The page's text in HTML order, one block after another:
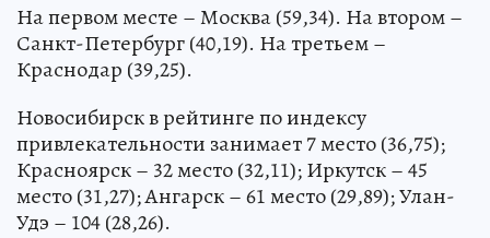
На первом месте – Москва (59,34). На втором –
Санкт-Петербург (40,19). На третьем –
Краснодар (39,25).
Новосибирск в рейтинге по индексу
привлекательности занимает 7 место (36,75);
Красноярск – 32 место (32,11); Иркутск – 45
место (31,27); Ангарск – 61 место (29,89); Улан-
Удэ – 104 (28,26).